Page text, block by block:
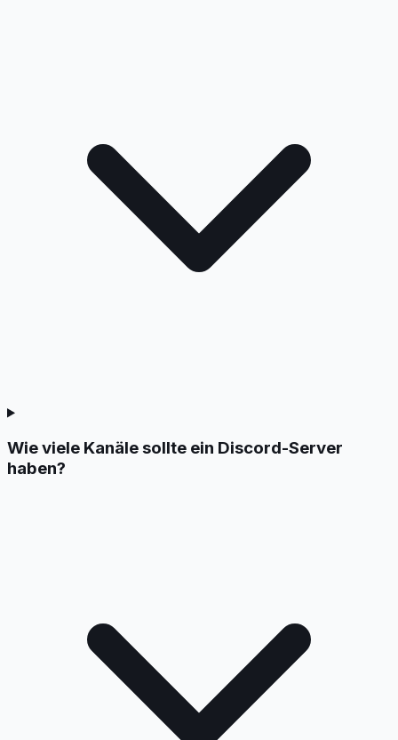
Wie viele Kanäle sollte ein Discord-Server
haben?